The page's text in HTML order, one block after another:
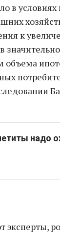
в условиях
к
объема
надо
эксперты,